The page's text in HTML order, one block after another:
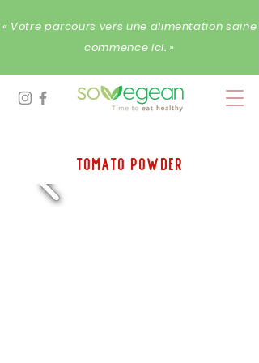
« Votre parcours vers une alimentation saine
commence ici. »
tomato Powder